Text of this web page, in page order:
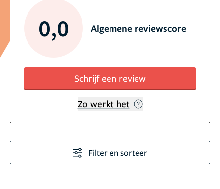
0,0 Algemene reviewscore
Schrijf een review
Zo werkt het
Filter en sorteer